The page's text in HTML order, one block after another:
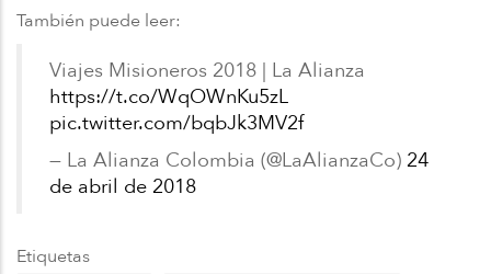
También puede leer:
Viajes Misioneros 2018 | La Alianza
https://t.co/WqOWnKu5zL
pic.twitter.com/bqbJk3MV2f
— La Alianza Colombia (@LaAlianzaCo) 24
de abril de 2018
Etiquetas